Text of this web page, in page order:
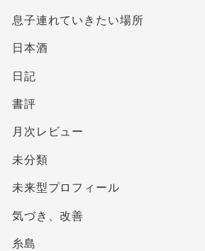
息子連れていきたい場所
日本酒
日記
書評
月次レビュー
未分類
未来型プロフィール
気づき、改善
糸島